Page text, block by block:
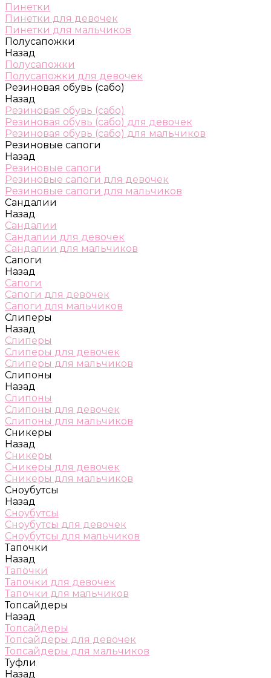
Пинетки
Пинетки для девочек
Пинетки для мальчиков
Полусапожки
Назад
Полусапожки
Полусапожки для девочек
Резиновая обувь (сабо)
Назад
Резиновая обувь (сабо)
Резиновая обувь (сабо) для девочек
Резиновая обувь (сабо) для мальчиков
Резиновые сапоги
Назад
Резиновые сапоги
Резиновые сапоги для девочек
Резиновые сапоги для мальчиков
Сандалии
Назад
Сандалии
Сандалии для девочек
Сандалии для мальчиков
Сапоги
Назад
Сапоги
Сапоги для девочек
Сапоги для мальчиков
Слиперы
Назад
Слиперы
Слиперы для девочек
Слиперы для мальчиков
Слипоны
Назад
Слипоны
Слипоны для девочек
Слипоны для мальчиков
Сникеры
Назад
Сникеры
Сникеры для девочек
Сникеры для мальчиков
Сноубутсы
Назад
Сноубутсы
Сноубутсы для девочек
Сноубутсы для мальчиков
Тапочки
Назад
Тапочки
Тапочки для девочек
Тапочки для мальчиков
Топсайдеры
Назад
Топсайдеры
Топсайдеры для девочек
Топсайдеры для мальчиков
Туфли
Назад